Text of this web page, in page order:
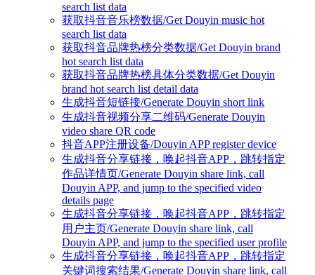
search list data
获取抖音音乐榜数据/Get Douyin music hot
search list data
获取抖音品牌热榜分类数据/Get Douyin brand
hot search list data
获取抖音品牌热榜具体分类数据/Get Douyin
brand hot search list detail data
生成抖音短链接/Generate Douyin short link
生成抖音视频分享二维码/Generate Douyin
video share QR code
抖音APP注册设备/Douyin APP register device
生成抖音分享链接，唤起抖音APP，跳转指定
作品详情页/Generate Douyin share link, call
Douyin APP, and jump to the specified video
details page
生成抖音分享链接，唤起抖音APP，跳转指定
用户主页/Generate Douyin share link, call
Douyin APP, and jump to the specified user profile
生成抖音分享链接，唤起抖音APP，跳转指定
关键词搜索结果/Generate Douyin share link, call